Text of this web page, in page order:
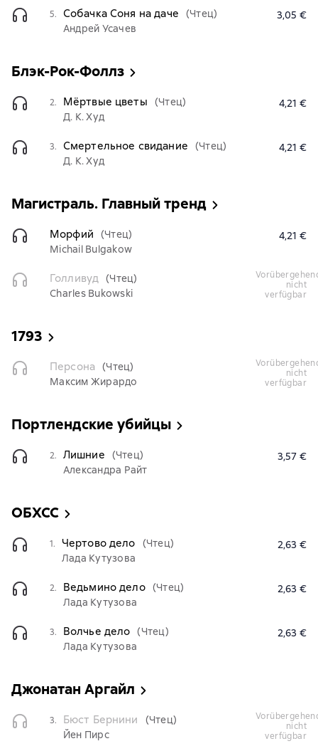
5. Собачка Соня на даче
(Чтец)
Андрей Усачев
3,05 €
Блэк-Рок-Фоллз
2. Мёртвые цветы
(Чтец)
Д. К. Худ
4,21 €
3. Смертельное свидание
(Чтец)
Д. К. Худ
4,21 €
Магистраль. Главный тренд
Морфий
(Чтец)
Michail Bulgakow
4,21 €
Голливуд (Чтец)
Charles Bukowski
vorübergehend
nicht
verfügbar
1793
Персона
(Чтец)
Максим Жирардо
vorübergehend
nicht
verfügbar
Портлендские убийцы
2. Лишние
(Чтец)
Александра Райт
3,57 €
ОБХСС
1. Чертово дело
(Чтец)
Лада Кутузова
2,63 €
2. Ведьмино дело (Чтец)
Лада Кутузова
2,63 €
3. Волчье дело (Чтец)
Лада Кутузова
2,63 €
Джонатан Аргайл
3. Бюст Бернини
(Чтец)
Йен Пирс
vorübergehend
nicht
verfügbar